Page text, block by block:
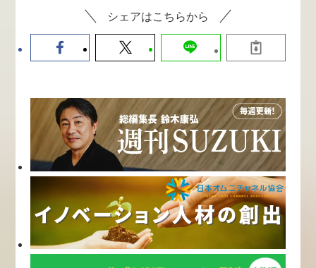
シェアはこちらから